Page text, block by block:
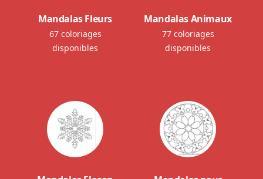
Mandalas Fleurs
67 coloriages
disponibles
Mandalas Animaux
77 coloriages
disponibles